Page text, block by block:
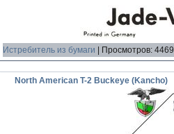
Истребитель из бумаги Просмотров: 4469
North American T-2 Buckeye (Kancho)